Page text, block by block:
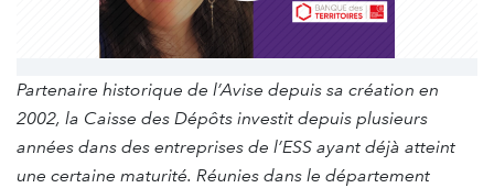
Partenaire historique de l’Avise depuis sa création en
2002, la Caisse des Dépôts investit depuis plusieurs
années dans des entreprises de l’ESS ayant déjà atteint
une certaine maturité. Réunies dans le département